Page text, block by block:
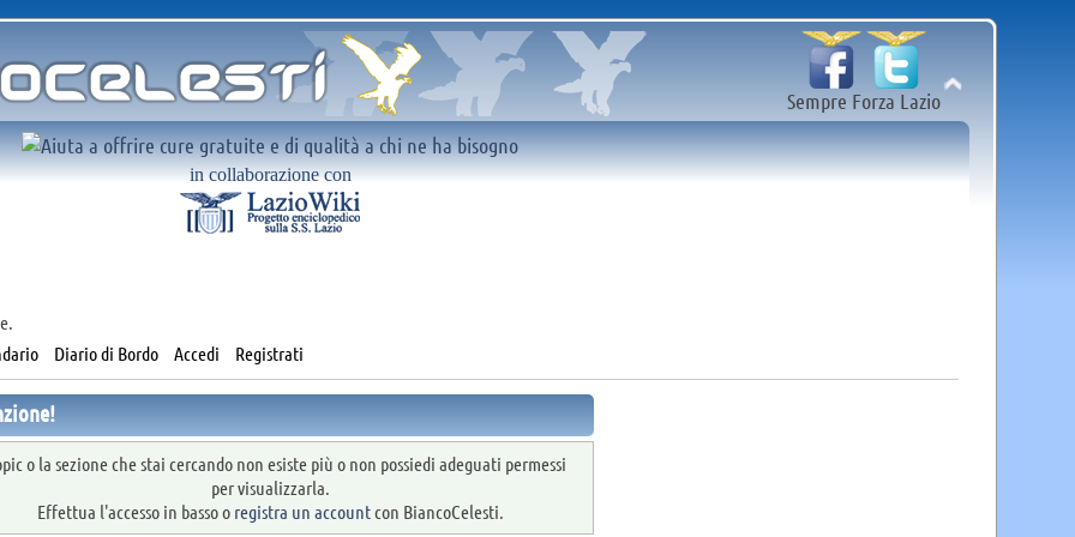
Sempre Forza Lazio
in collaborazione con
Diario di Bordo Accedi Registrati
o la sezione che stai cercando non esiste più o non possiedi adeguati permessi
per visualizzarla.
Effettua l'accesso in basso o registra un accountcon BiancoCelesti.